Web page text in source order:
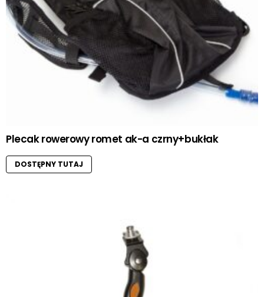
Plecak rowerowy romet ak-a czrny+bukłak
DOSTĘPNY TUTAJ